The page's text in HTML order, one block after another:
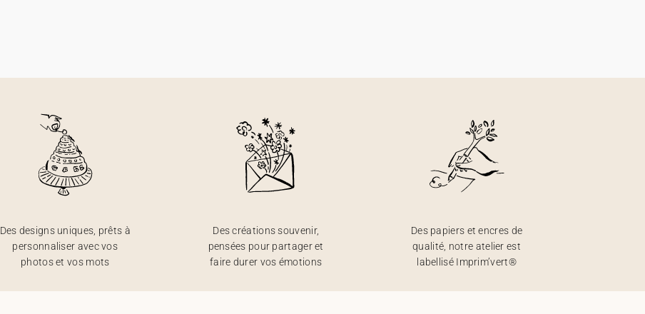
Des designs uniques, prêts à
personnaliser avec vos
photos et vos mots
Des créations souvenir,
pensées pour partager et
faire durer vos émotions
Des papiers et encres de
qualité, notre atelier est
labellisé Imprim’vert®